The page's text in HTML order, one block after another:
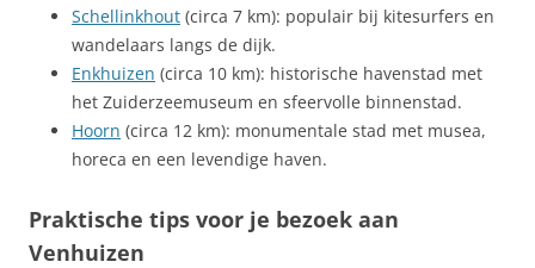
Schellinkhout (circa 7 km): populair bij kitesurfers en
wandelaars langs de dijk.
Enkhuizen (circa 10 km): historische havenstad met
het Zuiderzeemuseum en sfeervolle binnenstad.
Hoorn (circa 12 km): monumentale stad met musea,
horeca en een levendige haven.
Praktische tips voor je bezoek aan
Venhuizen